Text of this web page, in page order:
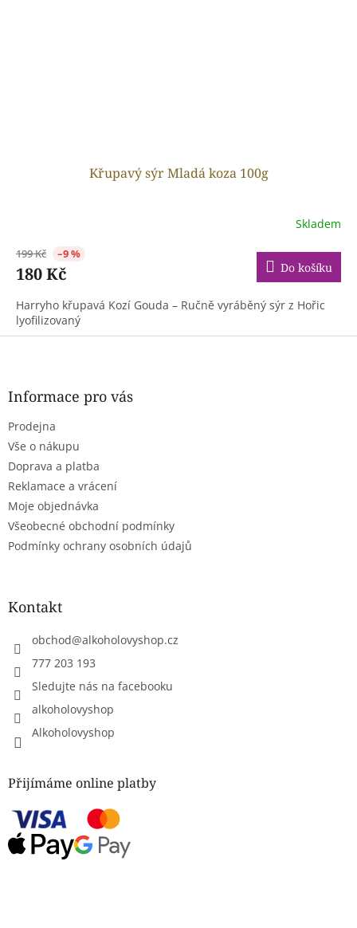
Křupavý sýr Mladá koza 100g
Skladem
199 Kč –9 %
180 Kč Do košíku
Harryho křupavá Kozí Gouda – Ručně vyráběný sýr z Hořic
lyofilizovaný
Z
Informace pro vás
Prodejna
Vše o nákupu
Doprava a platba
Reklamace a vrácení
Moje objednávka
Všeobecné obchodní podmínky
Podmínky ochrany osobních údajů
Kontakt
obchod@alkoholovyshop.cz
777 203 193
Sledujte nás na facebooku
alkoholovyshop
Alkoholovyshop
Přijímáme online platby